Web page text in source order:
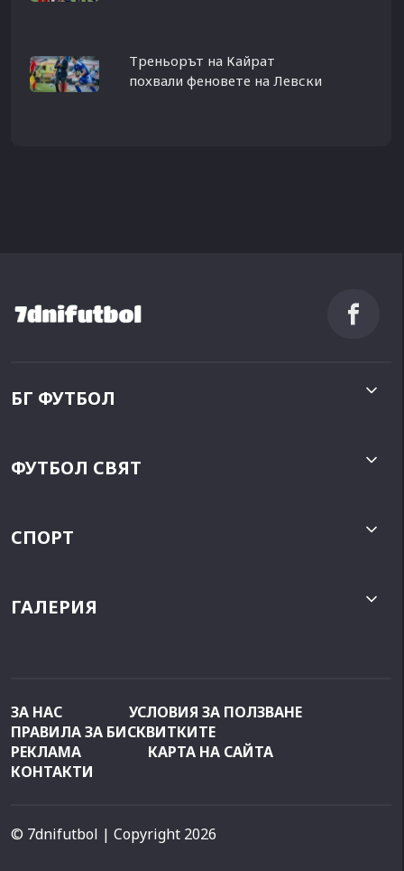
Треньорът на Кайрат
похвали феновете на Левски
БГ ФУТБОЛ
ФУТБОЛ СВЯТ
СПОРТ
ГАЛЕРИЯ
ЗА НАС
УСЛОВИЯ ЗА ПОЛЗВАНЕ
ПРАВИЛА ЗА БИСКВИТКИТЕ
РЕКЛАМА
КАРТА НА САЙТА
КОНТАКТИ
© 7dnifutbol | Copyright 2026